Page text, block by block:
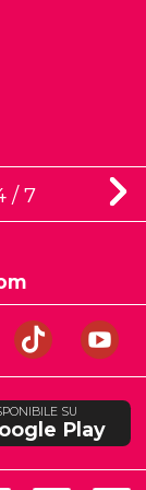
/ 7
SU
Play